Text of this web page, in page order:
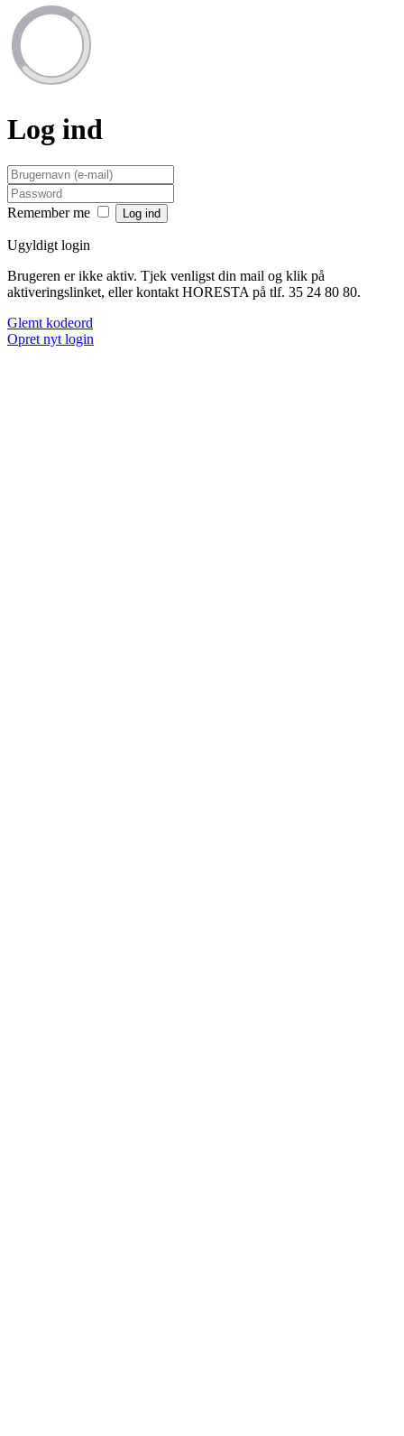
Log ind
Remember me
Ugyldigt login
Brugeren er ikke aktiv. Tjek venligst din mail og klik på
aktiveringslinket, eller kontakt HORESTA på tlf. 35 24 80 80.
Glemt kodeord
Opret nyt login